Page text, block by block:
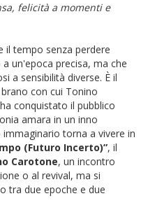
felicità a momenti e
il tempo senza perdere
un'epoca precisa, ma che
a sensibilità diverse. È il
con cui Tonino
conquistato il pubblico
amara in un inno
torna a vivere in
(Futuro Incerto)”, il
Carotone, un incontro
o al revival, ma si
tra due epoche e due